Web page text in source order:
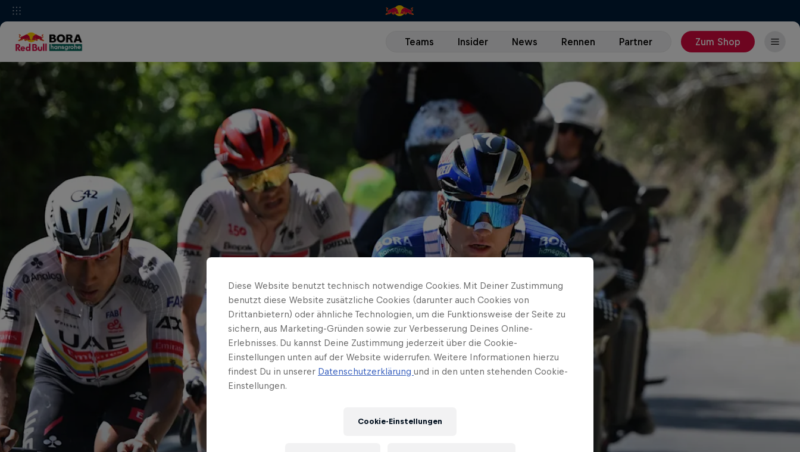
Teams Insider News Rennen Partner Zum Shop
Diese Website benutzt technisch notwendige Cookies. Mit Deiner Zustimmung
benutzt diese Website zusätzliche Cookies (darunter auch Cookies von
Drittanbietern) oder ähnliche Technologien, um die Funktionsweise der Seite zu
sichern, aus Marketing-Gründen sowie zur Verbesserung Deines Online-
Erlebnisses. Du kannst Deine Zustimmung jederzeit über die Cookie-
Einstellungen unten auf der Website widerrufen. Weitere Informationen hierzu
findest Du in unserer Datenschutzerklärung und in den unten stehenden Cookie-
Einstellungen.
Cookie-Einstellungen